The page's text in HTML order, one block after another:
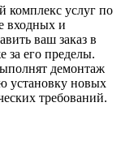
комплекс услуг по
входных и
ваш заказ в
за его пределы.
демонтаж
установку новых
требований.